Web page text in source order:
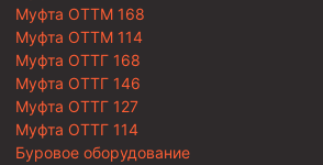
Муфта ОТТМ 168
Муфта ОТТМ 114
Муфта ОТТГ 168
Муфта ОТТГ 146
Муфта ОТТГ 127
Муфта ОТТГ 114
Буровое оборудование